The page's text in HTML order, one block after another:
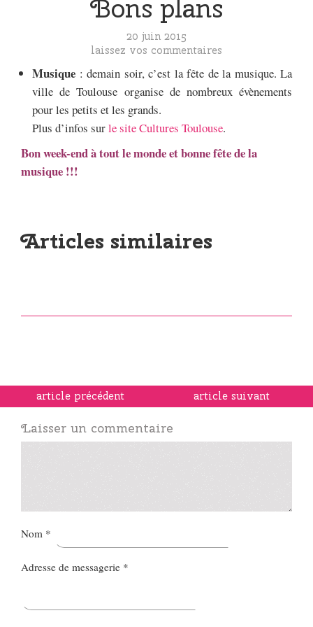
Bons plans
20 juin 2015
laissez vos commentaires
Musique : demain soir, c’est la fête de la musique. La
ville de Toulouse organise de nombreux évènements
pour les petits et les grands.
Plus d’infos surle site Cultures Toulouse.
Bon week-end à tout le monde et bonne fête de la
musique !!!
Articles similaires
article précédent article suivant
Laisser un commentaire
Nom *
Adresse de messagerie *